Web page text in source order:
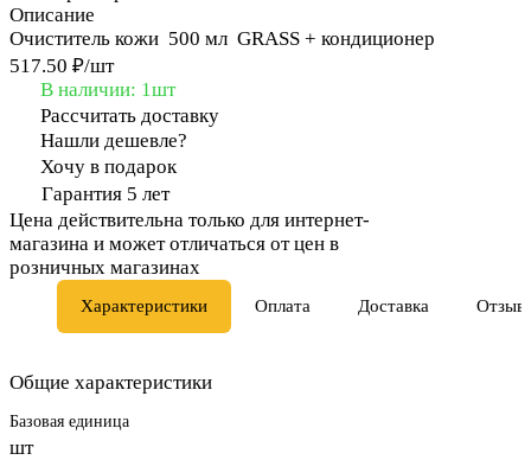
Описание
Очиститель кожи 500 мл GRASS + кондиционер
517.50 ₽/шт
В наличии: 1шт
Рассчитать доставку
Нашли дешевле?
Хочу в подарок
Гарантия 5 лет
Цена действительна только для интернет-
магазина и может отличаться от цен в
розничных магазинах
Характеристики Оплата Доставка
Общие характеристики
Базовая единица
шт